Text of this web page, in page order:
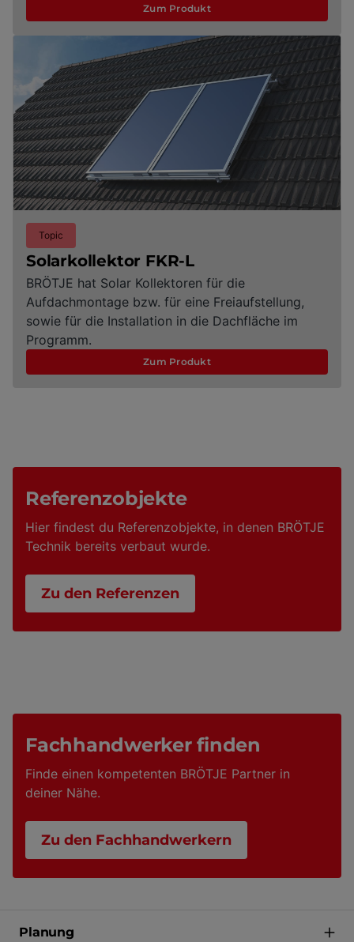
Zum Produkt
Topic
Solarkollektor FKR-L
BRÖTJE hat Solar Kollektoren für die
Aufdachmontage bzw. für eine Freiaufstellung,
sowie für die Installation in die Dachfläche im
Programm.
Zum Produkt
Referenzobjekte
Hier findest du Referenzobjekte, in denen BRÖTJE
Technik bereits verbaut wurde.
Zu den Referenzen
Fachhandwerker finden
Finde einen kompetenten BRÖTJE Partner in
deiner Nähe.
Zu den Fachhandwerkern
Planung